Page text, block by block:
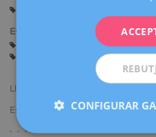
Especialitats:
Assessorament abans de
Ginecologia General
Llicenciada en Medicina i Cirurgia.
Especialista en Ginecologia i
CONFIGURAR